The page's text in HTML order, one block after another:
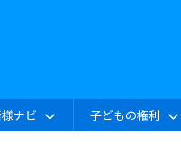
ナビ 子どもの権利